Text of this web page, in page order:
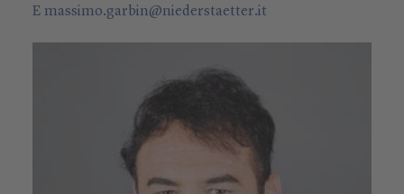
E massimo.garbin@niederstaetter.it